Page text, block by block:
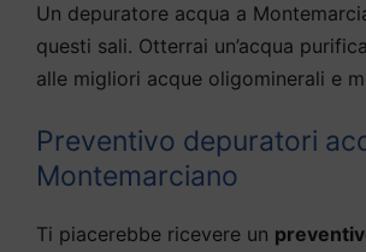
Un depuratore acqua a
questi sali. Otterrai un’acqua
alle migliori acque oligominerali e
Preventivo depuratori
Montemarciano
Ti piacerebbe ricevere un